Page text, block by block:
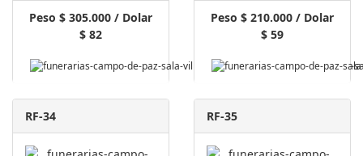
Peso $ 305.000 / Dolar
$ 82
Peso $ 210.000 / Dolar
$ 59
RF-34 RF-35